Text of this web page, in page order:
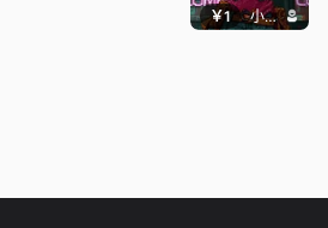
￥1 小鹿子